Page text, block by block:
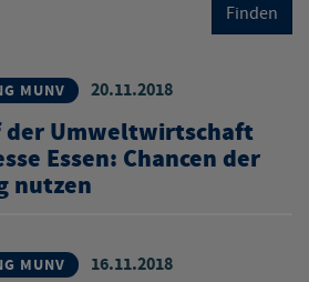
Finden
MUNV 20.11.2018
der Umweltwirtschaft
Essen: Chancen der
nutzen
MUNV 16.11.2018